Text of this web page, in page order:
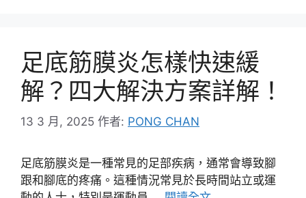
足底筋膜炎怎樣快速緩
解？四大解決方案詳解！
13 3 月, 2025 作者: PONG CHAN
足底筋膜炎是一種常見的足部疾病，通常會導致腳
跟和腳底的疼痛。這種情況常見於長時間站立或運